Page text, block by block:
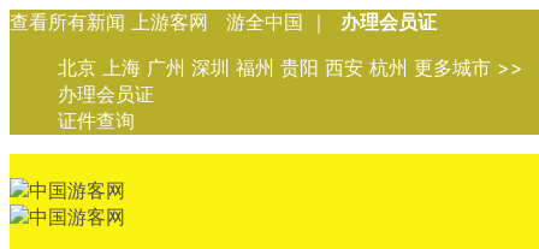
查看所有新闻 上游客网 游全中国 ｜
办理会员证
北京 上海 广州 深圳 福州 贵阳 西安 杭州 更多城市 >>
办理会员证
证件查询